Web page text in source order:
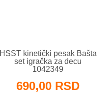
HSST kinetički pesak Bašta
set igračka za decu
1042349
690,00 RSD